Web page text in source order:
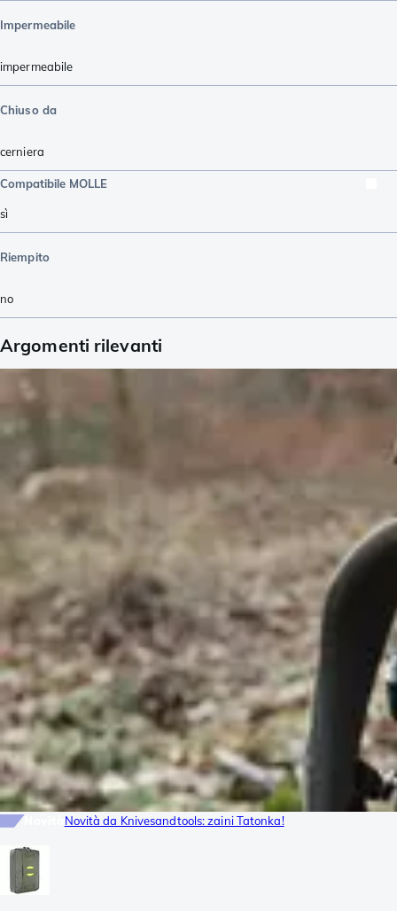
Impermeabile
impermeabile
Chiuso da
cerniera
Compatibile MOLLE
sì
Riempito
no
Argomenti rilevanti
Novità da Knivesandtools: zaini Tatonka!